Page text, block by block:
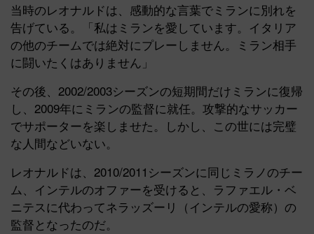
当時のレオナルドは、感動的な言葉でミランに別れを
告げている。「私はミランを愛しています。イタリア
の他のチームでは絶対にプレーしません。ミラン相手
に闘いたくはありません」
その後、2002/2003シーズンの短期間だけミランに復帰
し、2009年にミランの監督に就任。攻撃的なサッカー
でサポーターを楽しませた。しかし、この世には完璧
な人間などいない。
レオナルドは、2010/2011シーズンに同じミラノのチー
ム、インテルのオファーを受けると、ラファエル・ベ
ニテスに代わってネラッズーリ（インテルの愛称）の
監督となったのだ。